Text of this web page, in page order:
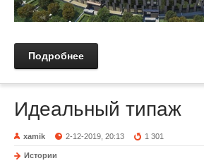
Подробнее
Идеальный типаж
xamik 2-12-2019, 20:13 1 301
Истории